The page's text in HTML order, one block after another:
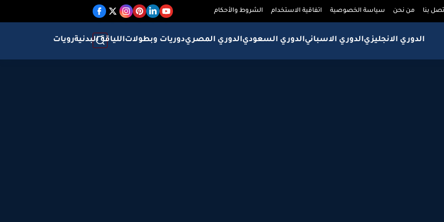
بنا من نحن سياسة الخصوصية اتفاقية الاستخدام الشروط والأحكام
الدوري الانجليزيالدوري الاسبانيالدوري السعوديالدوري المصريدوريات وبطولاتاللياقة البدنيةرويات